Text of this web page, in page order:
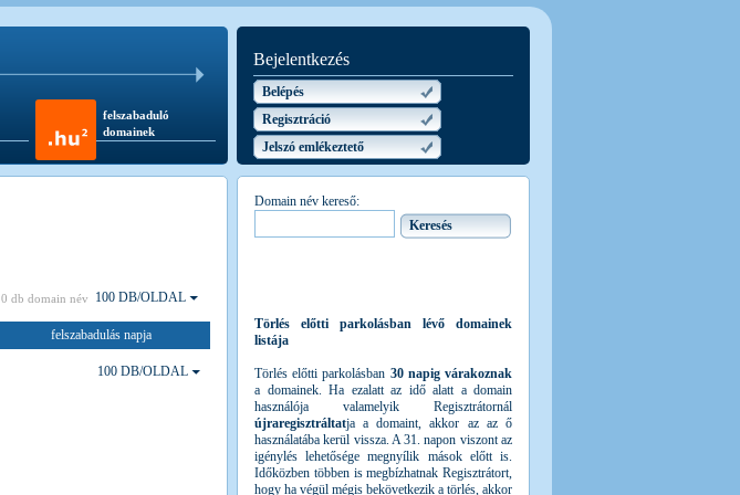
felszabaduló
domainek
Bejelentkezés
Belépés
Regisztráció
Jelszó emlékeztető
0 db domain név 100 DB/OLDAL
felszabadulás napja
100 DB/OLDAL
Domain név kereső:
Törlés előtti parkolásban lévő domainek
listája
Törlés előtti parkolásban 30 napig várakoznak
a domainek. Ha ezalatt az idő alatt a domain
használója valamelyik Regisztrátornál
újraregisztráltatja a domaint, akkor az az ő
használatába kerül vissza. A 31. napon viszont az
igénylés lehetősége megnyílik mások előtt is.
Időközben többen is megbízhatnak Regisztrátort,
hogy ha végül mégis bekövetkezik a törlés, akkor